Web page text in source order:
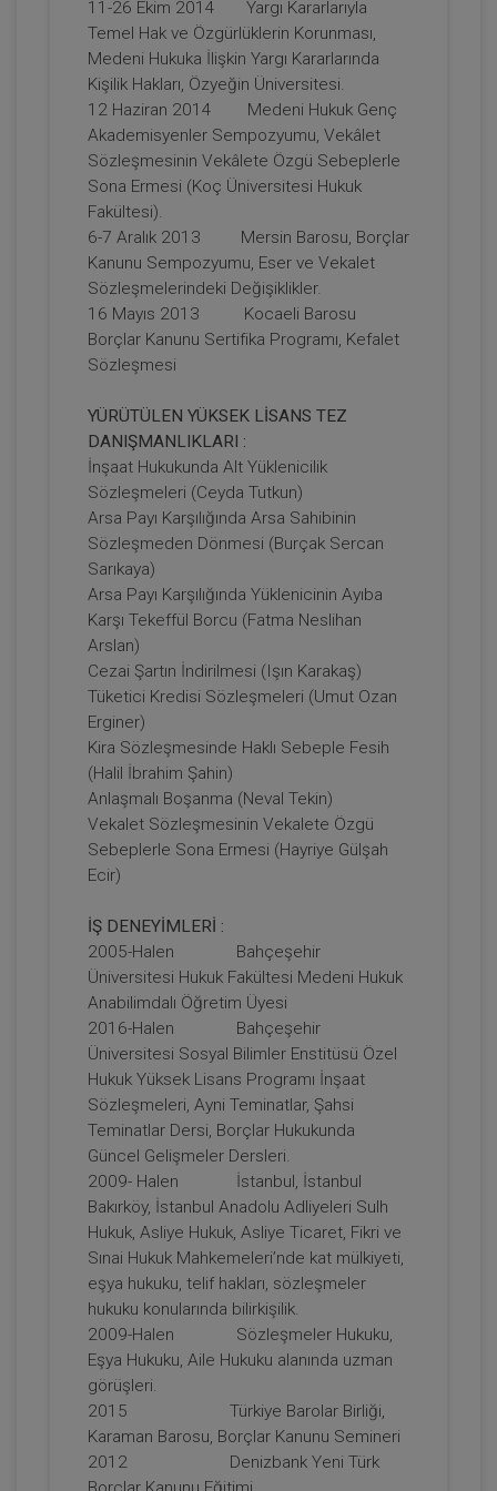
Hukuku - IV. Medeni Hukuk Kongresi -
VIII. Oturum
360 TL Sepete Ekle
Tüketici Hukuku Enstitüsü
Ayni Haklar - IV. Medeni Hukuk Kongresi
- VI. Oturum
360 TL Sepete Ekle
Tüketici Hukuku Enstitüsü
Boşanma Hukuku - IV. Medeni Hukuk
Kongresi - III. Oturum
360 TL
Tüketici Hukuku Enstitüsü
Kişiler Hukuku - IV. Medeni Hukuk
Kongresi - I. Oturum
360 TL
Tüketici Hukuku Enstitüsü
11-26 Ekim 2014 Yargı Kararlarıyla
Temel Hak ve Özgürlüklerin Korunması,
Medeni Hukuka İlişkin Yargı Kararlarında
Kişilik Hakları, Özyeğin Üniversitesi.
12 Haziran 2014 Medeni Hukuk Genç
Akademisyenler Sempozyumu, Vekâlet
Sözleşmesinin Vekâlete Özgü Sebeplerle
Sona Ermesi (Koç Üniversitesi Hukuk
Fakültesi).
6-7 Aralık 2013 Mersin Barosu, Borçlar
Kanunu Sempozyumu, Eser ve Vekalet
Sözleşmelerindeki Değişiklikler.
16 Mayıs 2013 Kocaeli Barosu
Borçlar Kanunu Sertifika Programı, Kefalet
Sözleşmesi
YÜRÜTÜLEN YÜKSEK LİSANS TEZ
DANIŞMANLIKLARI :
İnşaat Hukukunda Alt Yüklenicilik
Sözleşmeleri (Ceyda Tutkun)
Arsa Payı Karşılığında Arsa Sahibinin
Sözleşmeden Dönmesi (Burçak Sercan
Sarıkaya)
Arsa Payı Karşılığında Yüklenicinin Ayıba
Karşı Tekeffül Borcu (Fatma Neslihan
Arslan)
Cezai Şartın İndirilmesi (Işın Karakaş)
Tüketici Kredisi Sözleşmeleri (Umut Ozan
Erginer)
Kira Sözleşmesinde Haklı Sebeple Fesih
(Halil İbrahim Şahin)
Anlaşmalı Boşanma (Neval Tekin)
Vekalet Sözleşmesinin Vekalete Özgü
Sebeplerle Sona Ermesi (Hayriye Gülşah
Ecir)
İŞ DENEYİMLERİ :
2005-Halen Bahçeşehir
Üniversitesi Hukuk Fakültesi Medeni Hukuk
Anabilimdalı Öğretim Üyesi
2016-Halen Bahçeşehir
Üniversitesi Sosyal Bilimler Enstitüsü Özel
Hukuk Yüksek Lisans Programı İnşaat
Sözleşmeleri, Ayni Teminatlar, Şahsi
Teminatlar Dersi, Borçlar Hukukunda
Güncel Gelişmeler Dersleri.
2009- Halen İstanbul, İstanbul
Bakırköy, İstanbul Anadolu Adliyeleri Sulh
Hukuk, Asliye Hukuk, Asliye Ticaret, Fikri ve
Sınai Hukuk Mahkemeleri’nde kat mülkiyeti,
eşya hukuku, telif hakları, sözleşmeler
hukuku konularında bilirkişilik.
2009-Halen Sözleşmeler Hukuku,
Eşya Hukuku, Aile Hukuku alanında uzman
görüşleri.
2015 Türkiye Barolar Birliği,
Karaman Barosu, Borçlar Kanunu Semineri
2012 Denizbank Yeni Türk